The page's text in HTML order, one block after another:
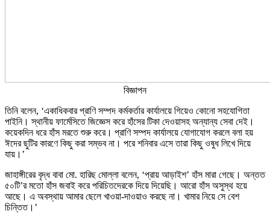
বিজ্ঞাপন
তিনি বলেন, ‘একাধিকবার প্রাণি সম্পদ কর্মকর্তার কার্যালয়ে গিয়েও কোনো সহযোগিতা
পাইনি। স্থানীয় ফার্মেসিতে জিজ্ঞেস করে হাঁসের টিকা দেওয়াসহ অন্যান্য সেবা দেই।
কয়েকদিন ধরে হাঁস মরতে শুরু করে। প্রাণি সম্পদ কার্যালয়ে যোগাযোগ করলে বলা হয়
ঈদের ছুটির কারণে কিছু করা সম্ভব না। পরে শনিবার এসে তারা কিছু ওষুধ লিখে দিয়ে
যায়।’
জাহাঙ্গীরের বৃদ্ধ বাবা মো. হারিছ মোল্লা বলেন, ‘প্রায় আড়াইশ’ হাঁস মারা গেছে। অন্তত
৫০টি’র মতো হাঁস জবাই করে পরিচিতদেরকে দিয়ে দিয়েছি। আরো হাঁস অসুস্থ হয়ে
আছে। এ অবস্থায় আমার ছেলে খাওয়া-দাওয়াও করছে না। খামার নিয়ে সে বেশ
চিন্তিত।’